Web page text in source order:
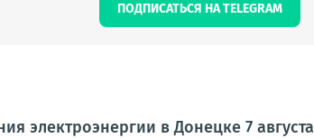
ПОДПИСАТЬСЯ НА TELEGRAM
электроэнергии в Донецке 7